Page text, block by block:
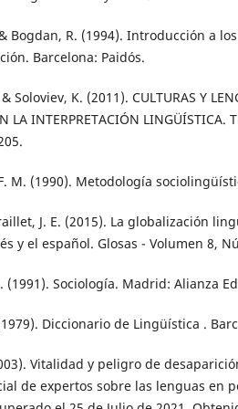
Bogdan, R. (1994). Introducción a
Barcelona: Paidós.
Soloviev, K. (2011). CULTURAS Y
LA INTERPRETACIÓN
M. (1990). Metodología
J. E. (2015). La globalización
y el español. Glosas - Volumen 8,
(1991). Sociología. Madrid: Alianza
Diccionario de Lingüística .
Vitalidad y peligro de
de expertos sobre las lenguas en